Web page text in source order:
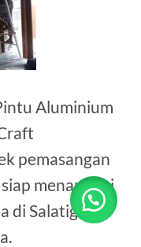
Aluminium
pemasangan
menangani
di Salatiga